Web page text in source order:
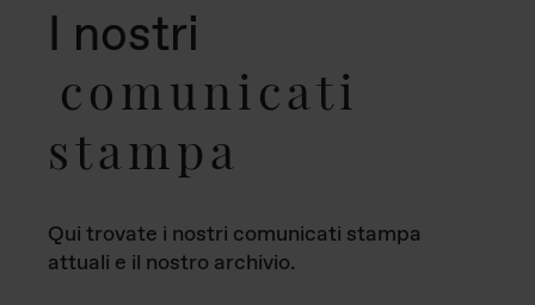
I nostri
comunicati
stampa
Qui trovate i nostri comunicati stampa
attuali e il nostro archivio.